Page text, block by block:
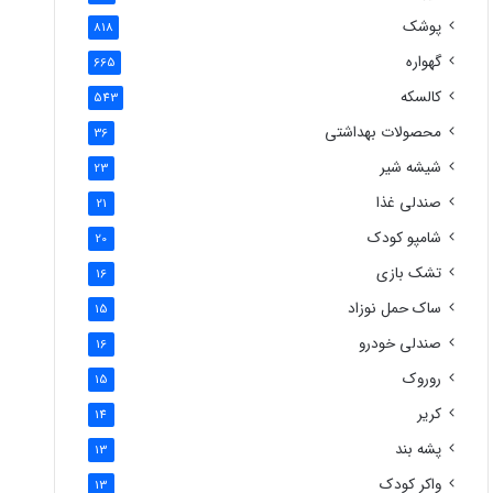
پوشک 818
گهواره 665
کالسکه 543
محصولات بهداشتی 36
شیشه شیر 23
صندلی غذا 21
شامپو کودک 20
تشک بازی 16
ساک حمل نوزاد 15
صندلی خودرو 16
روروک 15
کریر 14
پشه بند 13
واکر کودک 13